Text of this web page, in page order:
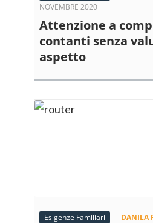
NOVEMBRE 2020
Attenzione a
contanti senza
aspetto
Esigenze Familiari DANILA